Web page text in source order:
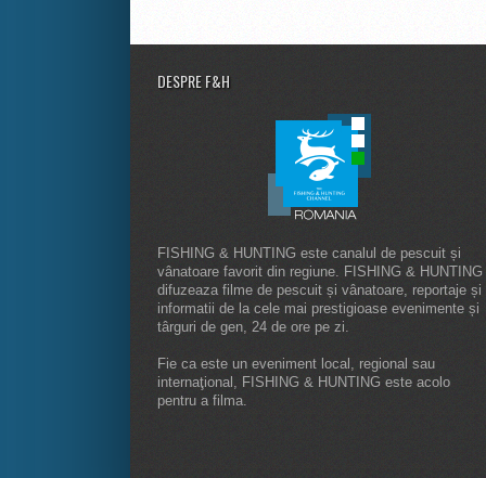
DESPRE F&H
FISHING & HUNTING este canalul de pescuit și
vânatoare favorit din regiune. FISHING & HUNTING
difuzeaza filme de pescuit și vânatoare, reportaje și
informatii de la cele mai prestigioase evenimente și
târguri de gen, 24 de ore pe zi.
Fie ca este un eveniment local, regional sau
internaţional, FISHING & HUNTING este acolo
pentru a filma.